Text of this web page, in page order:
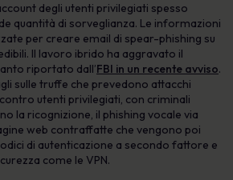
degli utenti privilegiati spesso
quantità di sorveglianza. Le informazioni
per creare email di spear-phishing su
Il lavoro ibrido ha aggravato il
riportato dall’FBI in un recente avviso.
sulle truffe che prevedono attacchi
utenti privilegiati, con criminali
la ricognizione, il phishing vocale via
web contraffatte che vengono poi
di autenticazione a secondo fattore e
come le VPN.